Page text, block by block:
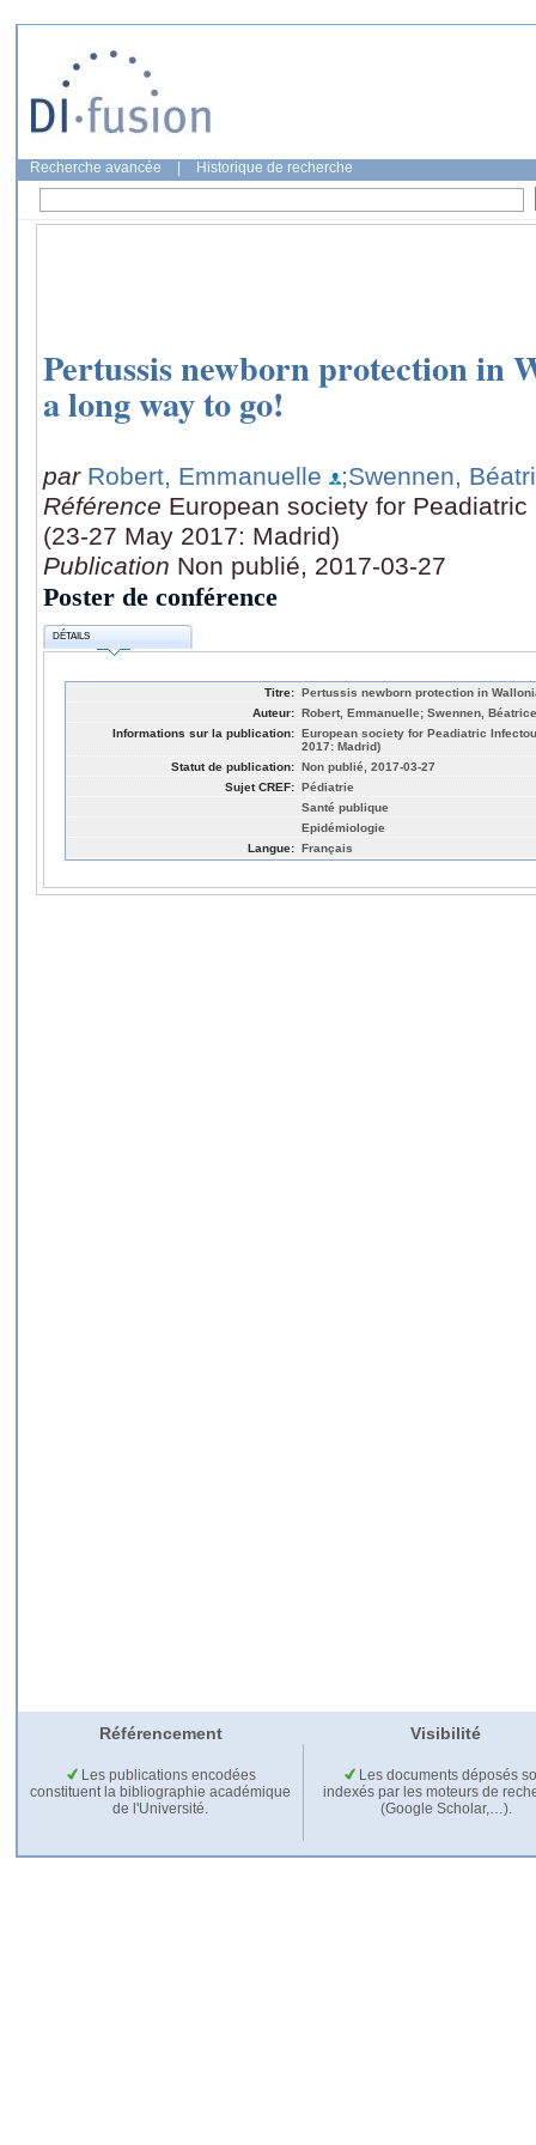
Recherche avancée Historique de recherche
Pertussis newborn protection in
a long way to go!
par Robert, Emmanuelle
;Swennen,
Référence European society for
(23-27 May 2017: Madrid)
Publication Non publié, 2017-03-27
Poster de conférence
DÉTAILS
Titre: Pertussis newborn protection in
Auteur: Robert, Emmanuelle; Swennen, Béatrice
Informations sur la publication: European society for Peadiatric
2017: Madrid)
Statut de publication: Non publié, 2017-03-27
Sujet CREF: Pédiatrie
Santé publique
Epidémiologie
Langue: Français
Référencement Visibilité
Les publications encodées
constituent la bibliographie académique
de l'Université.
Les documents déposés
indexés par les moteurs de
(Google Scholar,…).